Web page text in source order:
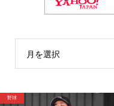
月を選択